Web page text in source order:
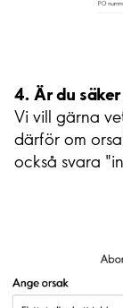
4. Är du
Vi vill gärna
därför om
också svara